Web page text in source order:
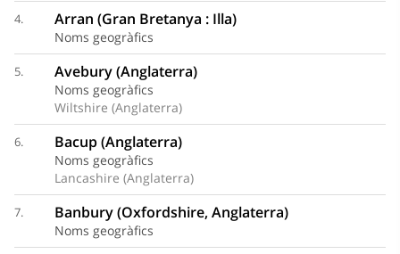
4. Arran (Gran Bretanya : Illa)
Noms geogràfics
5. Avebury (Anglaterra)
Noms geogràfics
Wiltshire (Anglaterra)
6. Bacup (Anglaterra)
Noms geogràfics
Lancashire (Anglaterra)
7. Banbury (Oxfordshire, Anglaterra)
Noms geogràfics